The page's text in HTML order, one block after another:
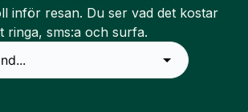
inför resan. Du ser vad det kostar
ringa, sms:a och surfa.